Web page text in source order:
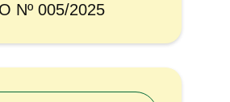
Nº 005/2025